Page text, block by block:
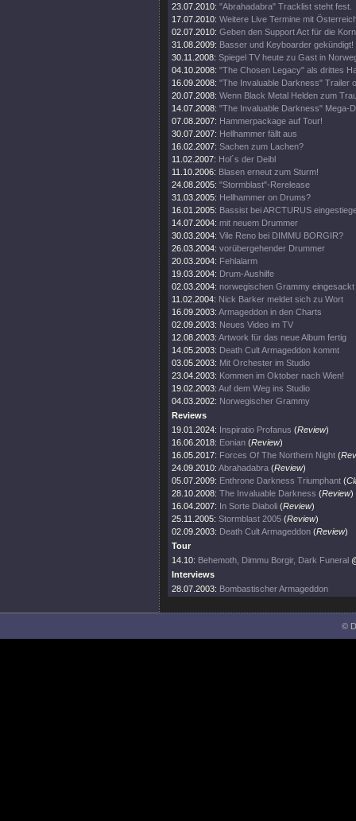
23.07.2010: "Abrahadabra" Tracklist steht fest.
17.07.2010: Weitere Live Termine mit
02.07.2010: Geben den Support Act für die
31.08.2009: Basser und Keyboarder gekündigt!
30.11.2008: Spiegel TV heute zu Gast in
04.10.2008: "The Chosen Legacy" als drittes
16.09.2008: "The Invaluable Darkness" Trailer
20.07.2008: Wenn Black Metal Helden zum
14.07.2008: "The Invaluable Darkness" Mega-
07.08.2007: Hammerpackage auf Tour!
30.07.2007: Hellhammer fällt aus
16.02.2007: Sachen zum Lachen?
11.02.2007: Hol´s der Deibl
11.10.2006: Blasen erneut zum Sturm!
24.08.2005: "Stormblast"-Rerelease
31.03.2005: Hellhammer on Drums?
16.01.2005: Bassist bei ARCTURUS
14.07.2004: mit neuem Drummer
30.03.2004: Vile Reno bei DIMMU BORGIR?
26.03.2004: vorübergehender Drummer
20.03.2004: Fehlalarm
19.03.2004: Drum-Aushilfe
02.03.2004: norwegischen Grammy eingesackt
11.02.2004: Nick Barker meldet sich zu Wort
16.09.2003: Armageddon in den Charts
02.09.2003: Neues Video im TV
12.08.2003: Artwork für das neue Album fertig
14.05.2003: Death Cult Armageddon kommt
03.05.2003: Mit Orchester im Studio
23.04.2003: Kommen im Oktober nach Wien!
19.02.2003: Auf dem Weg ins Studio
04.03.2002: Norwegischer Grammy
Reviews
19.01.2024: Inspiratio Profanus (Review)
16.06.2018: Eonian (Review)
16.05.2017: Forces Of The Northern Night (
24.09.2010: Abrahadabra (Review)
05.07.2009: Enthrone Darkness Triumphant (
28.10.2008: The Invaluable Darkness (Review)
16.04.2007: In Sorte Diaboli (Review)
25.11.2005: Stormblast 2005 (Review)
02.09.2003: Death Cult Armageddon (Review)
Tour
14.10: Behemoth, Dimmu Borgir, Dark Funeral
Interviews
28.07.2003: Bombastischer Armageddon
©